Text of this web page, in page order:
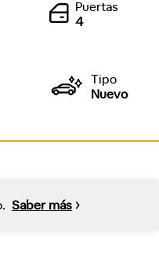
Puertas
4
Tipo
Nuevo
Saber más